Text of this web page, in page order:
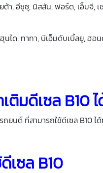
ยต้า, อีซูซุ, นิสสัน, ฟอร์ด, เอ็มจี,
นได, ทาทา, บีเอ็มดับเบิ้ลยู, ฮอ
ติมดีเซล B10
ยนต์ ที่สามารถใช้ดีเซล B10 ไ
เซล B10